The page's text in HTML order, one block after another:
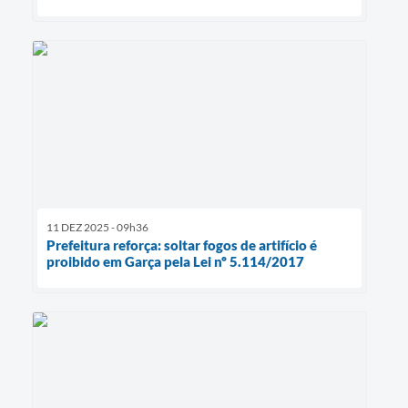
11 DEZ 2025 - 09h36
Prefeitura reforça: soltar fogos de artifício é
proibido em Garça pela Lei nº 5.114/2017